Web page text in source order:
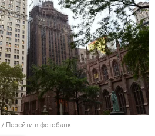
/ Перейти в фотобанк